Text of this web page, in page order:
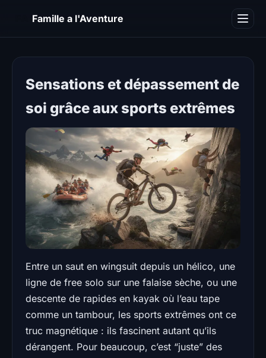
Famille a l'Aventure
Sensations et dépassement de
soi grâce aux sports extrêmes
Entre un saut en wingsuit depuis un hélico, une
ligne de free solo sur une falaise sèche, ou une
descente de rapides en kayak où l’eau tape
comme un tambour, les sports extrêmes ont ce
truc magnétique : ils fascinent autant qu’ils
dérangent. Pour beaucoup, c’est “juste” des